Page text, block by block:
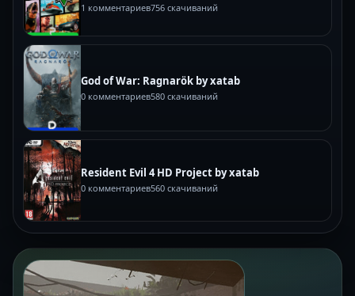
1 комментариев756 скачиваний
God of War: Ragnarök by xatab
0 комментариев580 скачиваний
Resident Evil 4 HD Project by xatab
0 комментариев560 скачиваний